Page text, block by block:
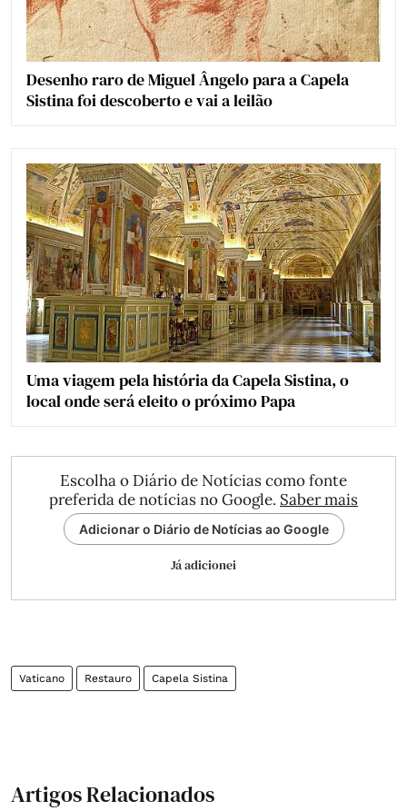
Desenho raro de Miguel Ângelo para a Capela
Sistina foi descoberto e vai a leilão
Uma viagem pela história da Capela Sistina, o
local onde será eleito o próximo Papa
Escolha o Diário de Notícias como fonte
preferida de notícias no Google. Saber mais
Adicionar o Diário de Notícias ao Google
Já adicionei
Vaticano Restauro Capela Sistina
Artigos Relacionados